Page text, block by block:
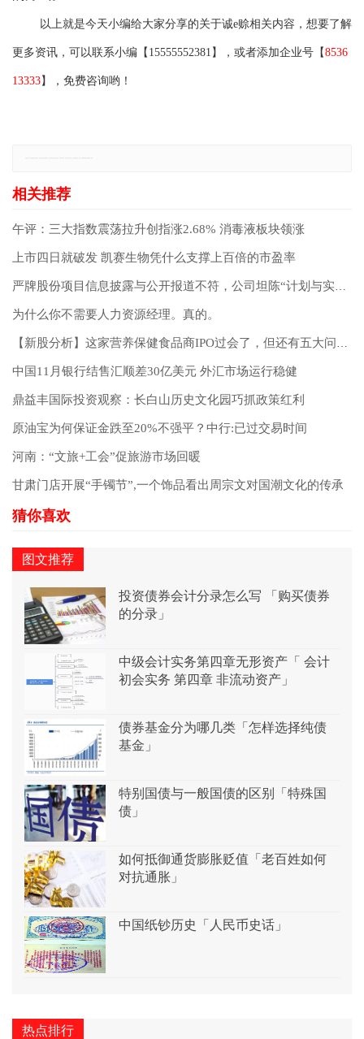
以上就是今天小编给大家分享的关于诚e赊相关内容，想要了解
更多资讯，可以联系小编【 15555552381 】，或者添加企业号【8536
13333】，免费咨询哟！
午评：三大指数震荡拉升创指涨2.68% 消毒液板块领涨
上市四日就破发 凯赛生物凭什么支撑上百倍的市盈率
严牌股份项目信息披露与公开报道不符，公司坦陈“计划与实际存差异”
为什么你不需要人力资源经理。真的。
【新股分析】这家营养保健食品商IPO过会了，但还有五大问题待解
中国11月银行结售汇顺差30亿美元 外汇市场运行稳健
鼎益丰国际投资观察：长白山历史文化园巧抓政策红利
原油宝为何保证金跌至20%不强平？中行:已过交易时间
河南：“文旅+工会”促旅游市场回暖
甘肃门店开展“手镯节”,一个饰品看出周宗文对国潮文化的传承
图文推荐
投资债券会计分录怎么写 「购买债券
的分录」
中级会计实务第四章无形资产「 会计
初会实务 第四章 非流动资产」
债券基金分为哪几类「怎样选择纯债
基金」
特别国债与一般国债的区别「特殊国
债」
如何抵御通货膨胀贬值「老百姓如何
对抗通胀」
中国纸钞历史「人民币史话」
热点排行